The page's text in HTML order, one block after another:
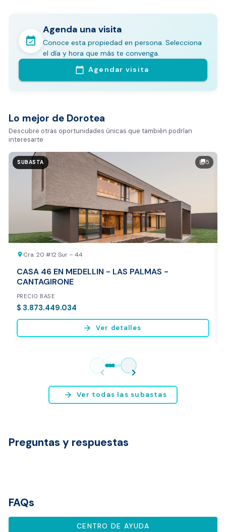
En pocos minutos avalúa con este Análisis
Comparativo de Mercado (inicialmente
Bogotá y Medellín)
Análisis basado en datos reales:
Tiempo promedio de venta en la zona
Rango de precios de arriendo en el sector
Valor exclusivo para clientes de Dorotea:
20.000 COP
REALIZAR AVALÚO AHORA
* Servicio disponible exclusivamente para inmuebles ubicados en
Bogotá y Medellín.
event_available
Agenda una visita
Conoce esta propiedad en persona. Selecciona
el día y hora que más te convenga.
calendar_today Agendar visita
Lo mejor de Dorotea
Descubre otras oportunidades únicas que también podrían
interesarte
photo_library5
SUBASTA
location_on Cra. 20 #12 Sur – 44
CASA 46 EN MEDELLIN - LAS PALMAS -
CANTAGIRONE
PRECIO BASE
$ 3.873.449.034
arrow_forward Ver detalles
chevron_left chevron_right
arrow_forward Ver todas las subastas
Preguntas y respuestas
FAQs
CENTRO DE AYUDA